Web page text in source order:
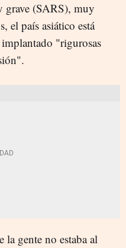
grave (SARS), muy
el país asiático está
"rigurosas
gente no estaba al